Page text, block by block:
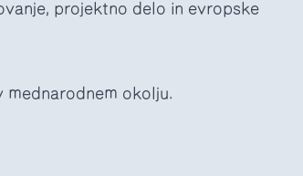
projektno delo in evropske
mednarodnem okolju.